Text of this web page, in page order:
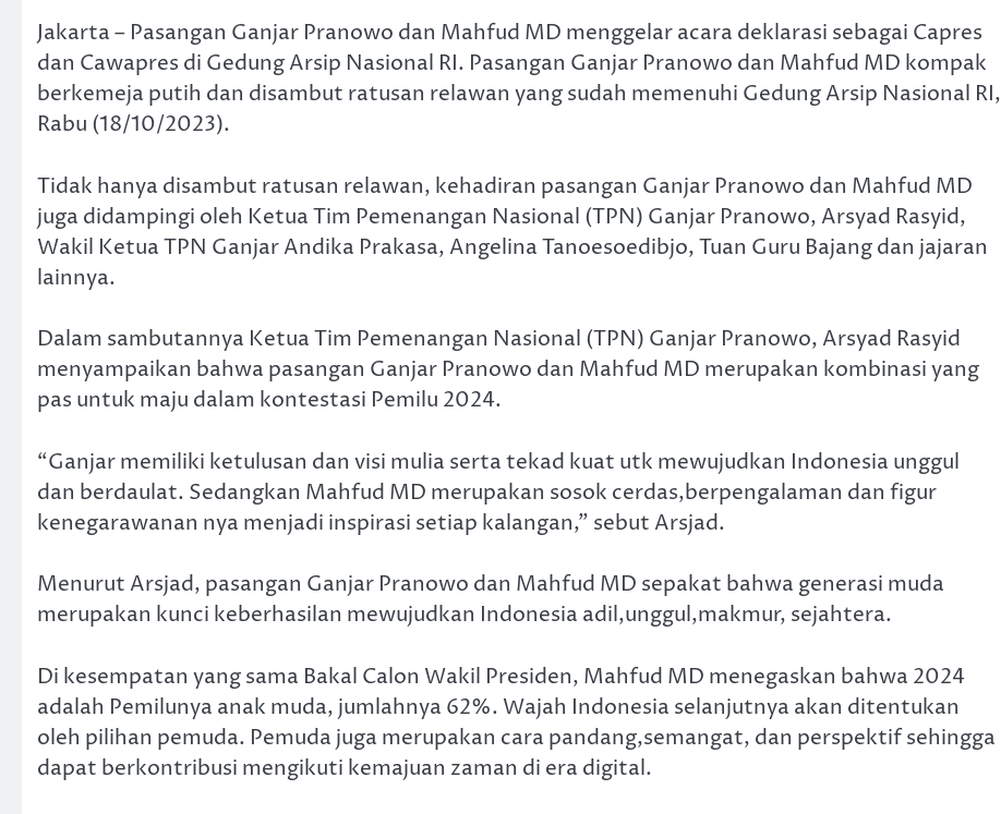
Jakarta – Pasangan Ganjar Pranowo dan Mahfud MD menggelar acara deklarasi sebagai Capres
dan Cawapres di Gedung Arsip Nasional RI. Pasangan Ganjar Pranowo dan Mahfud MD kompak
berkemeja putih dan disambut ratusan relawan yang sudah memenuhi Gedung Arsip Nasional RI,
Rabu (18/10/2023).
Tidak hanya disambut ratusan relawan, kehadiran pasangan Ganjar Pranowo dan Mahfud MD
juga didampingi oleh Ketua Tim Pemenangan Nasional (TPN) Ganjar Pranowo, Arsyad Rasyid,
Wakil Ketua TPN Ganjar Andika Prakasa, Angelina Tanoesoedibjo, Tuan Guru Bajang dan jajaran
lainnya.
Dalam sambutannya Ketua Tim Pemenangan Nasional (TPN) Ganjar Pranowo, Arsyad Rasyid
menyampaikan bahwa pasangan Ganjar Pranowo dan Mahfud MD merupakan kombinasi yang
pas untuk maju dalam kontestasi Pemilu 2024.
“Ganjar memiliki ketulusan dan visi mulia serta tekad kuat utk mewujudkan Indonesia unggul
dan berdaulat. Sedangkan Mahfud MD merupakan sosok cerdas,berpengalaman dan figur
kenegarawanan nya menjadi inspirasi setiap kalangan,” sebut Arsjad.
Menurut Arsjad, pasangan Ganjar Pranowo dan Mahfud MD sepakat bahwa generasi muda
merupakan kunci keberhasilan mewujudkan Indonesia adil,unggul,makmur, sejahtera.
Di kesempatan yang sama Bakal Calon Wakil Presiden, Mahfud MD menegaskan bahwa 2024
adalah Pemilunya anak muda, jumlahnya 62%. Wajah Indonesia selanjutnya akan ditentukan
oleh pilihan pemuda. Pemuda juga merupakan cara pandang,semangat, dan perspektif sehingga
dapat berkontribusi mengikuti kemajuan zaman di era digital.